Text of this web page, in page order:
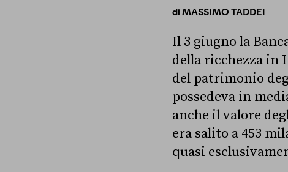
diMASSIMO TADDEI
Il 3 giugno la
della ricchezza in
del patrimonio
possedeva in
anche il valore
era salito a 453
quasi